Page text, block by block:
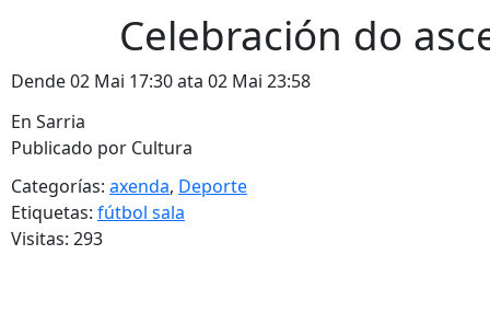
Celebración do
Dende 02 Mai 17:30 ata 02 Mai 23:58
En Sarria
Publicado por Cultura
Categorías: axenda, Deporte
Etiquetas: fútbol sala
Visitas: 293